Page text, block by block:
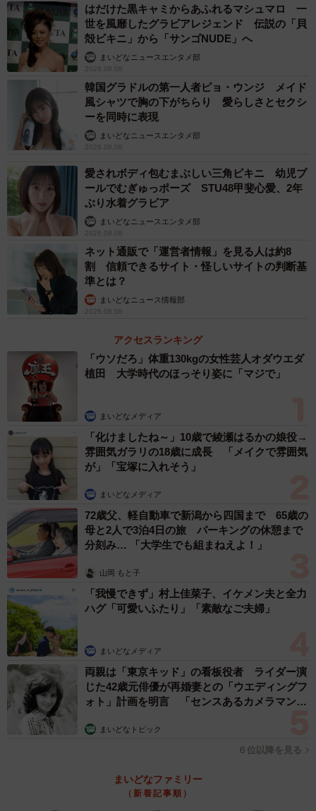
ヒーローショーに出演するポールレンジャー
ポールで遊んでいたらお客様の前で踊るように
なぜ、60歳を過ぎた彼らがポールダンスを始めたのだろ
う。
4人は、もともとAYAさんの経営するポールダンスバーのお
客様。「ショーの合間の体験タイムに、ポールで遊ぶお客
様が多くて、系列店のスクールレッスンに通ってくださる
方が続出したんです」。
ここ数年、中年の男性ポールダンサーがテレビ番組で取り
個性とパワーを併せ持つ60代が、同じスタジオに4人もい
る！」「全国的にも珍しいはず」と、スタジオメンバーの
レッドもりぞうに相談した。
もともとレッドもりぞうは社交ダンスやポール、エアリア
ルフープを自在に操る経験者。そんな彼をリーダーに、ポ
ールダンス歴1～2年の3人が加わって結成されたのがシルバ
ー戦隊ポールレンジャーだ。今やシルバー戦隊をデザイン
したTシャツに、オリジナルソングまで作っている。
はだけた黒キャミからあふれるマシュマロ 一
世を風靡したグラビアレジェンド 伝説の「貝
殻ビキニ」から「サンゴNUDE」へ
まいどなニュースエンタメ部
2026.08.08
韓国グラドルの第一人者ピョ・ウンジ メイド
風シャツで胸の下がちらり 愛らしさとセクシ
ーを同時に表現
まいどなニュースエンタメ部
2026.08.08
愛されボディ包むまぶしい三角ビキニ 幼児プ
ールでむぎゅっポーズ STU48甲斐心愛、2年
ぶり水着グラビア
まいどなニュースエンタメ部
2026.08.08
ネット通販で「運営者情報」を見る人は約8
割 信頼できるサイト・怪しいサイトの判断基
準とは？
まいどなニュース情報部
2026.08.08
アクセスランキング
「ウソだろ」体重130kgの女性芸人オダウエダ
植田 大学時代のほっそり姿に「マジで」
まいどなメディア
「化けましたね～」10歳で綾瀬はるかの娘役→
雰囲気ガラリの18歳に成長 「メイクで雰囲気
が」「宝塚に入れそう」
まいどなメディア
72歳父、軽自動車で新潟から四国まで 65歳の
母と2人で3泊4日の旅 パーキングの休憩まで
分刻み… 「大学生でも組まねえよ！」
山岡 もと子
「我慢できず」村上佳菜子、イケメン夫と全力
ハグ「可愛いふたり」「素敵なご夫婦」
まいどなメディア
両親は「東京キッド」の看板役者 ライダー演
じた42歳元俳優が再婚妻との「ウエディングフ
ォト」計画を明言 「センスあるカメラマン求
まいどなトピック
６位以降を見る
まいどなファミリー
（新着記事順）